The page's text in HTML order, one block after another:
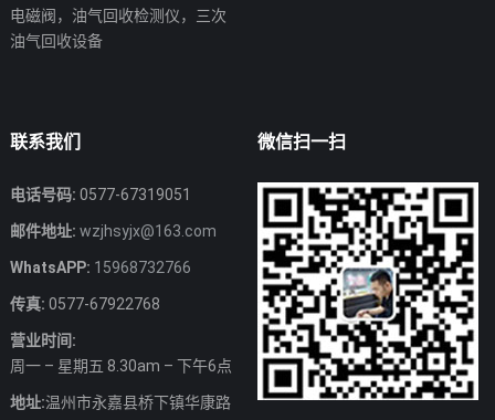
电磁阀，油气回收检测仪，三次
油气回收设备
联系我们
电话号码: 0577-67319051
邮件地址: wzjhsyjx@163.com
WhatsAPP: 15968732766
传真: 0577-67922768
营业时间:
周一 – 星期五 8.30am – 下午6点
地址:温州市永嘉县桥下镇华康路
微信扫一扫